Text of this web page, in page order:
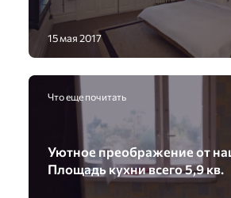
15 мая 2017
Что еще почитать
Уютное преображение от
Площадь кухни всего 5,9 кв.